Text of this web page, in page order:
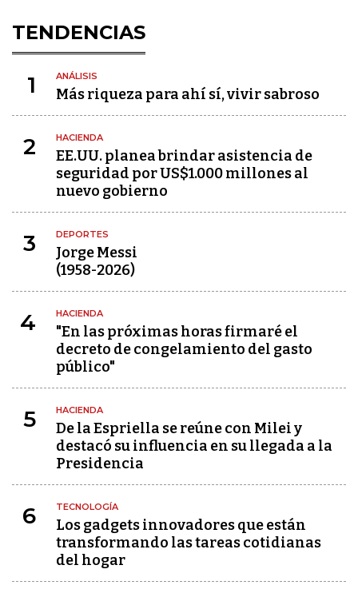
TENDENCIAS
1 ANÁLISIS
Más riqueza para ahí sí, vivir sabroso
2 HACIENDA
EE.UU. planea brindar asistencia de
seguridad por US$1.000 millones al
nuevo gobierno
3 DEPORTES
Jorge Messi
(1958-2026)
4 HACIENDA
"En las próximas horas firmaré el
decreto de congelamiento del gasto
público"
5 HACIENDA
De la Espriella se reúne con Milei y
destacó su influencia en su llegada a la
Presidencia
6 TECNOLOGÍA
Los gadgets innovadores que están
transformando las tareas cotidianas
del hogar